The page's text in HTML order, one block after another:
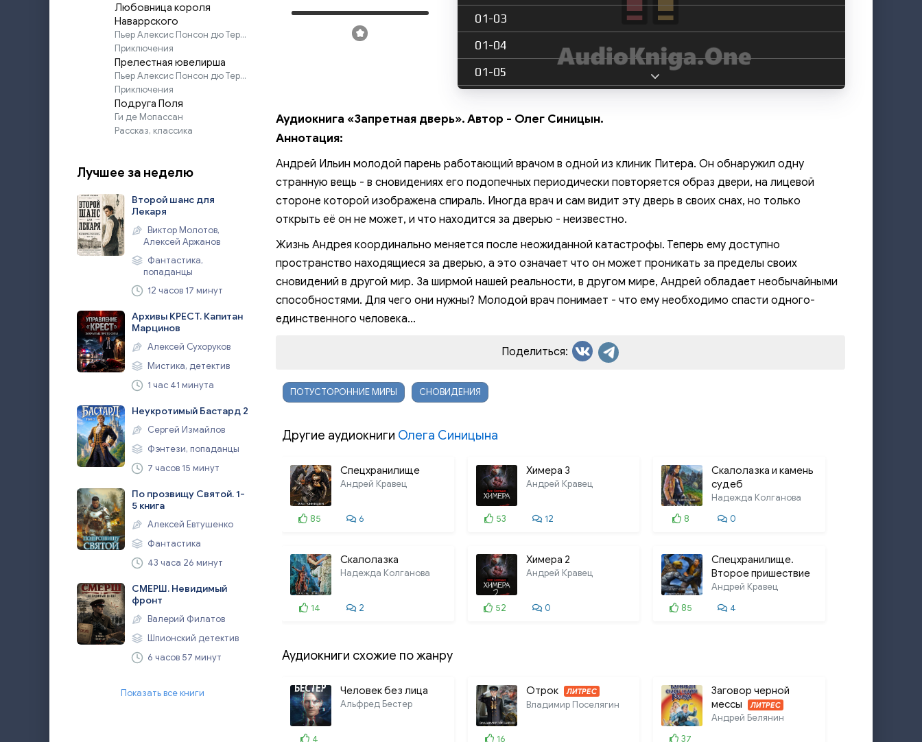
Любовница короля
Наваррского
Пьер Алексис Понсон дю Террайль
Приключения
Прелестная ювелирша
Пьер Алексис Понсон дю Террайль
Приключения
Подруга Поля
Ги де Мопассан
Рассказ, классика
Лучшее за неделю
Второй шанс для
Лекаря
Виктор Молотов,
Алексей Аржанов
Фантастика,
попаданцы
12 часов 17 минут
Архивы КРЕСТ. Капитан
Марцинов
Алексей Сухоруков
Мистика, детектив
1 час 41 минута
Неукротимый Бастард 2
Сергей Измайлов
Фэнтези, попаданцы
7 часов 15 минут
По прозвищу Святой. 1-
5 книга
Алексей Евтушенко
Фантастика
43 часа 26 минут
СМЕРШ. Невидимый
фронт
Валерий Филатов
Шпионский детектив
6 часов 57 минут
Показать все книги
01-03
01-04
01-05
01-07
02-01
02-02
02-04
02-05
03-02
03-05
03-06
03-07
Аудиокнига «Запретная дверь». Автор - Олег Синицын.
Аннотация:
Андрей Ильин молодой парень работающий врачом в одной из клиник Питера. Он обнаружил одну
странную вещь - в сновидениях его подопечных периодически повторяется образ двери, на лицевой
стороне которой изображена спираль. Иногда врач и сам видит эту дверь в своих снах, но только
открыть её он не может, и что находится за дверью - неизвестно.
Жизнь Андрея координально меняется после неожиданной катастрофы. Теперь ему доступно
пространство находящиеся за дверью, а это означает что он может проникать за пределы своих
сновидений в другой мир. За ширмой нашей реальности, в другом мире, Андрей обладает необычайными
способностями. Для чего они нужны? Молодой врач понимает - что ему необходимо спасти одного-
единственного человека...
Поделиться:
ПОТУСТОРОННИЕ МИРЫ СНОВИДЕНИЯ
Другие аудиокниги Олега Синицына
Спецхранилище
Андрей Кравец
85 6
Химера 3
Андрей Кравец
53 12
Скалолазка и камень
судеб
Надежда Колганова
8
0
Скалолазка
Надежда Колганова
14 2
Химера 2
Андрей Кравец
52 0
Спецхранилище.
Второе пришествие
Андрей Кравец
85
4
Аудиокниги схожие по жанру
Человек без лица
Альфред Бестер
4
Отрок ЛИТРЕС
Владимир Поселягин
16
Заговор черной
мессы
ЛИТРЕС
Андрей Белянин
37